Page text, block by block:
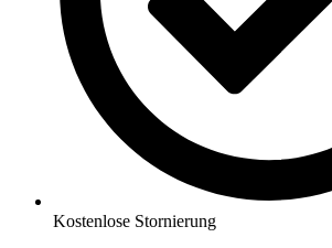
Kostenlose Stornierung